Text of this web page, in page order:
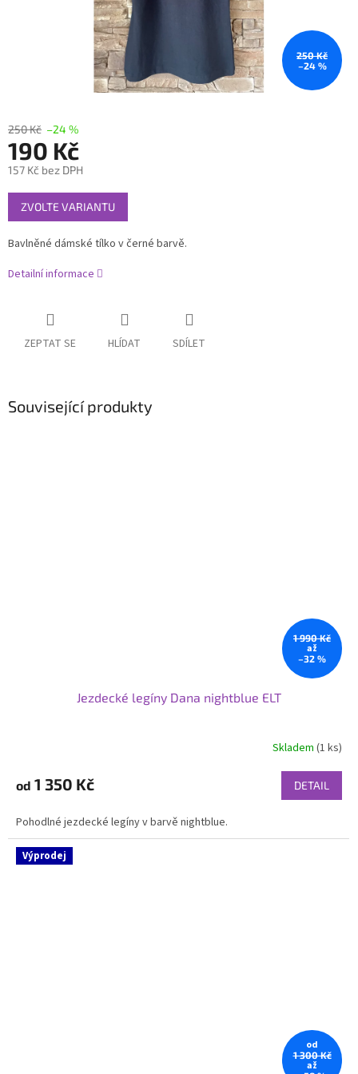
250 Kč
–24 %
250 Kč –24 %
190 Kč
157 Kč bez DPH
Měrná
cena:
ZVOLTE VARIANTU
Bavlněné dámské tílko v černé barvě.
Detailní informace
ZEPTAT SE HLÍDAT SDÍLET
Související produkty
1 990 Kč
až
–32 %
Jezdecké legíny Dana nightblue ELT
produktu
je
z
5
hvězdiček.
Skladem(1 ks)
od 1 350 Kč DETAIL
Pohodlné jezdecké legíny v barvě nightblue.
Výprodej
od
1 300 Kč
až